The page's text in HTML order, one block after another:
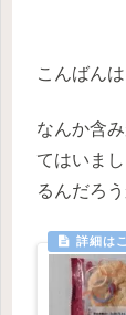
こんばん
なんか含
てはいま
るんだろ